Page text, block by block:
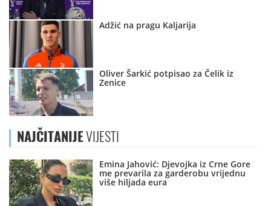
Adžić na pragu Kaljarija
Oliver Šarkić potpisao za Čelik iz
Zenice
NAJČITANIJEVIJESTI
Emina Jahović: Djevojka iz Crne Gore
me prevarila za garderobu vrijednu
više hiljada eura